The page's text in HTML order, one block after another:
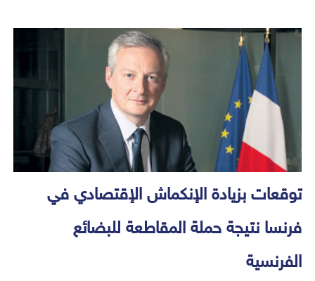
توقعات بزيادة الإنكماش الإقتصادي في
فرنسا نتيجة حملة المقاطعة للبضائع
الفرنسية